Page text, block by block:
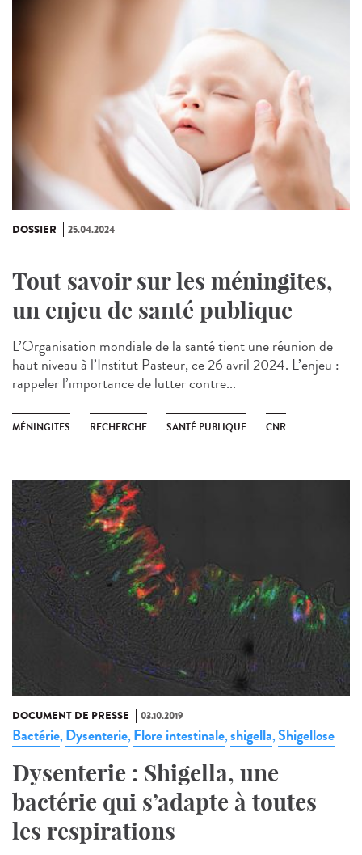
DOSSIER 25.04.2024
Tout savoir sur les méningites,
un enjeu de santé publique
L’Organisation mondiale de la santé tient une réunion de
haut niveau à l’Institut Pasteur, ce 26 avril 2024. L’enjeu :
rappeler l’importance de lutter contre...
MÉNINGITES RECHERCHE SANTÉ PUBLIQUE CNR
DOCUMENT DE PRESSE 03.10.2019
Bactérie, Dysenterie, Flore intestinale,shigella,Shigellose
Dysenterie : Shigella, une
bactérie qui s’adapte à toutes
les respirations